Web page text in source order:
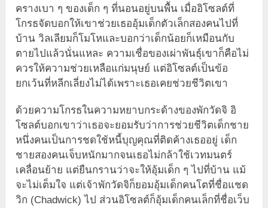
ครางเบา ๆ ของเด็ก ๆ ที่นอนอยู่บนพื้น เมื่ออิโซลต์ที่
โกรธจัดบอกให้เขาช่วยเธออุ้มเด็กตัวเล็กสองคนไปที่
บ้าน วิลเลียมก็โมโหและบอกว่าเด็กน้อยก็เหมือนกับ
ตายไปแล้วนั่นแหละ ความเชื่อของเผ่าพันธุ์เขาก็คือไม่
ควรให้ความช่วยเหลือแก่มนุษย์ แต่อิโซลต์เป็นข้อ
ยกเว้นที่หลีกเลี่ยงไม่ได้เพราะเธอเคยช่วยชีวิตเขา
ด้วยความโกรธในความหยาบกระด้างของพักวัดจิ อิ
โซลต์บอกเขาว่าเธอจะยอมรับว่าการช่วยชีวิตเด็กชาย
หนึ่งคนเป็นการชดใช้หนี้บุญคุณที่ติดค้างเธออยู่ เด็ก
ชายสองคนเจ็บหนักมากจนเธอไม่กล้าใช้เวทมนตร์
เคลื่อนย้าย แต่ยืนกรานว่าจะให้อุ้มเด็ก ๆ ไปที่บ้าน แม้
จะไม่เต็มใจ แต่เจ้าพักวัดจิก็ยอมอุ้มเด็กคนโตที่ชื่อแชด
วิก (Chadwick) ไป ส่วนอิโซลต์ก็อุ้มเด็กคนเล็กที่ชื่อเว็บ